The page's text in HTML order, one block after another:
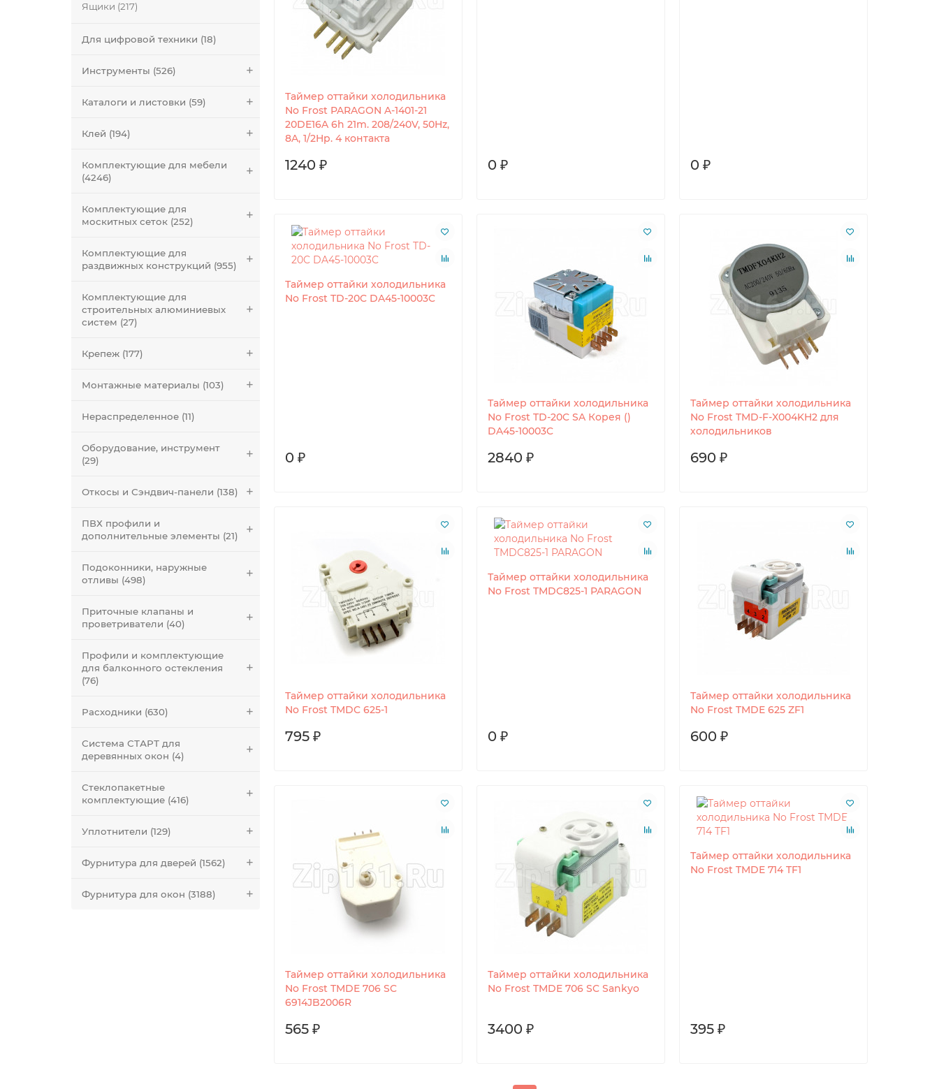
Ящики (217)
Для цифровой техники (18)
Инструменты (526)
Каталоги и листовки (59)
Клей (194)
Комплектующие для мебели
(4246)
Комплектующие для
москитных сеток (252)
Комплектующие для
раздвижных конструкций (955)
Комплектующие для
строительных алюминиевых
систем (27)
Крепеж (177)
Монтажные материалы (103)
Нераспределенное (11)
Оборудование, инструмент
(29)
Откосы и Сэндвич-панели (138)
ПВХ профили и
дополнительные элементы (21)
Подоконники, наружные
отливы (498)
Приточные клапаны и
проветриватели (40)
Профили и комплектующие
для балконного остекления
(76)
Расходники (630)
Система СТАРТ для
деревянных окон (4)
Стеклопакетные
комплектующие (416)
Уплотнители (129)
Фурнитура для дверей (1562)
Фурнитура для окон (3188)
Таймер оттайки холодильника
No Frost PARAGON A-1401-21
20DE16A 6h 21m. 208/240V, 50Hz,
8A, 1/2Hp. 4 контакта
1240 ₽ 0 ₽ 0 ₽
Таймер оттайки холодильника
No Frost TD-20C DA45-10003C
0 ₽
Таймер оттайки холодильника
No Frost TD-20C SA Корея ()
DA45-10003C
2840 ₽
Таймер оттайки холодильника
No Frost TMD-F-X004KH2 для
холодильников
690 ₽
Таймер оттайки холодильника
No Frost TMDC 625-1
795 ₽
Таймер оттайки холодильника
No Frost TMDC825-1 PARAGON
0 ₽
Таймер оттайки холодильника
No Frost TMDE 625 ZF1
600 ₽
Таймер оттайки холодильника
No Frost TMDE 706 SC
6914JB2006R
565 ₽
Таймер оттайки холодильника
No Frost TMDE 706 SC Sankyo
3400 ₽
Таймер оттайки холодильника
No Frost TMDE 714 TF1
395 ₽